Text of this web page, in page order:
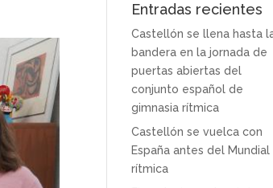
Entradas recientes
Castellón se llena hasta
bandera en la jornada de
puertas abiertas del
conjunto español de
gimnasia rítmica
Castellón se vuelca con
España antes del Mundial
rítmica